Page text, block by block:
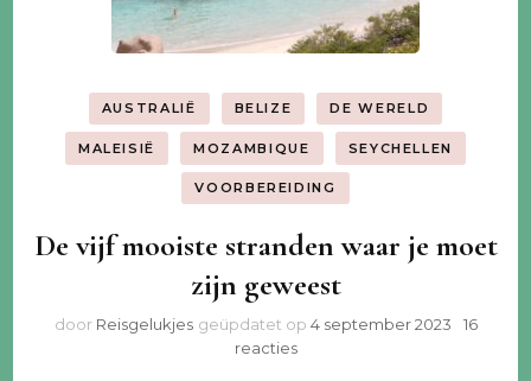
AUSTRALIË BELIZE DE WERELD
MALEISIË MOZAMBIQUE SEYCHELLEN
VOORBEREIDING
De vijf mooiste stranden waar je moet
zijn geweest
door Reisgelukjes geüpdatet op 4 september 2023
16
reactiesop